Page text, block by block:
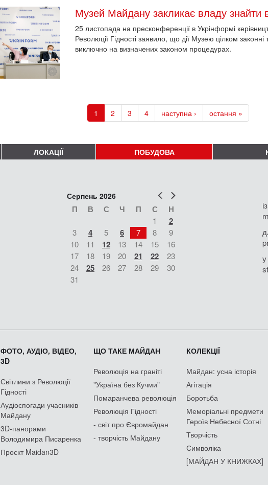
Музей Майдану закликає владу знайти
25 листопада на пресконференції в Укрінформі
Революції Гідності заявило, що дії Музею цілком
виключно на визначених законом процедурах.
1 2 3 4 наступна › остання »
ЛОКАЦІЇ ПОБУДОВА
Попер
Серпень 2026
П В С Ч П С Н
1 2
3 4 5 6 7 8
9
10
11 12 13 14 15
16
17
18 19 20 21 22
23
24
25 26 27 28 29
30
31
у
ФОТО, АУДІО, ВІДЕО,
3D
Світлини з Революції
Гідності
Аудіоспогади учасників
Майдану
3D-панорами
Володимира Писаренка
Проєкт Maidan3D
ЩО ТАКЕ МАЙДАН
Революція на граніті
"Україна без Кучми"
Помаранчева революція
Революція Гідності
- світ про Євромайдан
- творчість Майдану
КОЛЕКЦІЇ
Майдан: усна історія
Агітація
Боротьба
Меморіальні предмети
Героїв Небесної Сотні
Творчість
Символіка
[МАЙДАН У КНИЖКАХ]